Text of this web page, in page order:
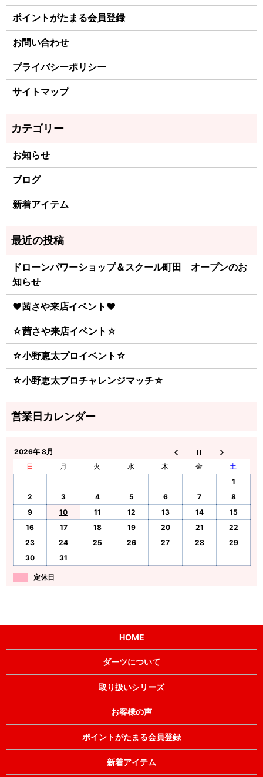
ポイントがたまる会員登録
お問い合わせ
プライバシーポリシー
サイトマップ
お知らせ
ブログ
新着アイテム
ドローンパワーショップ＆スクール町田 オープンのお
知らせ
♥茜さや来店イベント♥
☆茜さや来店イベント☆
☆小野恵太プロイベント☆
☆小野恵太プロチャレンジマッチ☆
2026年 8月
日
月 火 水 木 金
土
1
2
3 4 5 6 7
8
9
10 11 12 13 14
15
16
17 18 19 20 21
22
23
24 25 26 27 28
29
30
31
定休日
HOME
ダーツについて
取り扱いシリーズ
お客様の声
ポイントがたまる会員登録
新着アイテム